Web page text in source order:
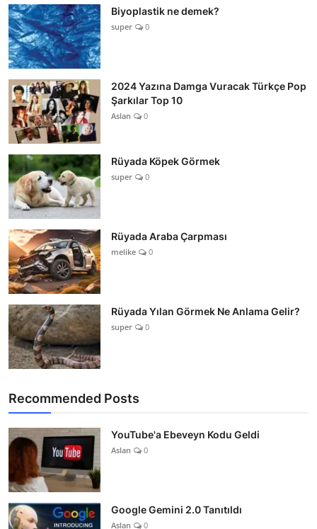
Biyoplastik ne demek?
super 0
2024 Yazına Damga Vuracak Türkçe Pop
Şarkılar Top 10
Aslan 0
Rüyada Köpek Görmek
super 0
Rüyada Araba Çarpması
melike 0
Rüyada Yılan Görmek Ne Anlama Gelir?
super 0
Recommended Posts
YouTube'a Ebeveyn Kodu Geldi
Aslan 0
Google Gemini 2.0 Tanıtıldı
Aslan 0